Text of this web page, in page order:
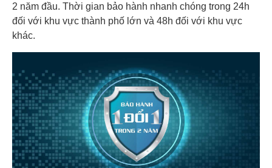
2 năm đầu. Thời gian bảo hành nhanh chóng trong 24h
đối với khu vực thành phố lớn và 48h đối với khu vực
khác.